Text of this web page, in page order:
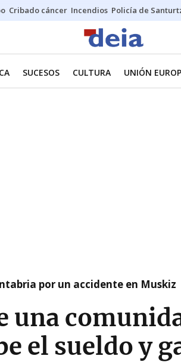
Cribado cáncer Incendios Policía de
SUCESOS CULTURA UNIÓN
por un accidente en Muskiz
una
el sueldo y